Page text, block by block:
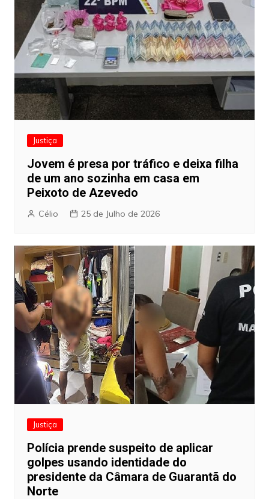
Justiça
Jovem é presa por tráfico e deixa filha
de um ano sozinha em casa em
Peixoto de Azevedo
Célio 25 de Julho de 2026
Justiça
Polícia prende suspeito de aplicar
golpes usando identidade do
presidente da Câmara de Guarantã do
Norte